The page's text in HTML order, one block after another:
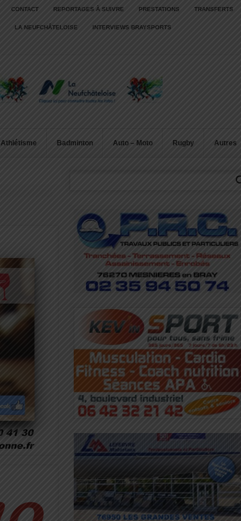
CONTACT REPORTAGES À SUIVRE PRESTATIONS TRANSFERTS
LA NEUFCHÂTELOISE INTERVIEWS BRAYSPORTS
Athlétisme Badminton Auto – Moto Rugby Autres